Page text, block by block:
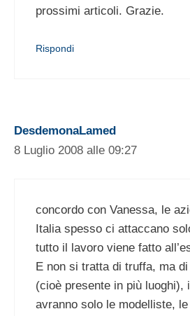
prossimi articoli. Grazie.
Rispondi
DesdemonaLamed
8 Luglio 2008 alle 09:27
concordo con Vanessa, le
Italia spesso ci attaccano
tutto il lavoro viene fatto
E non si tratta di truffa, ma
(cioè presente in più luoghi),
avranno solo le modelliste,